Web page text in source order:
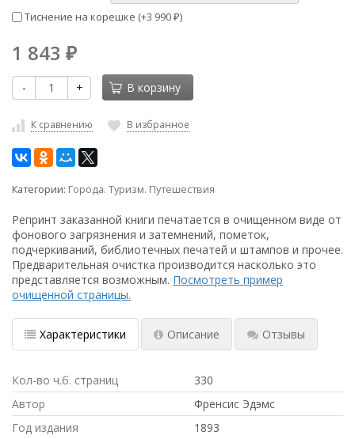
Тиснение на корешке (+3 990 ₽)
1 843 ₽
- + В корзину
К сравнению В избранное
Категории: Города. Туризм. Путешествия
Репринт заказанной книги печатается в очищенном виде от
фонового загрязнения и затемнений, пометок,
подчеркиваний, библиотечных печатей и штампов и прочее.
Предварительная очистка производится насколько это
представляется возможным. Посмотреть пример
очищенной страницы.
Характеристики Описание Отзывы
Кол-во ч.б. страниц
330
Автор
Френсис Эдэмс
Год издания
1893